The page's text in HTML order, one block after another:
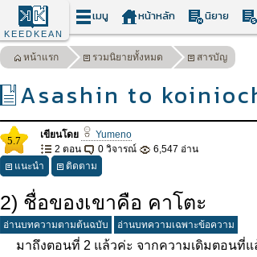
KEEDKEAN
เมนู หน้าหลัก นิยาย
หน้าแรก รวมนิยายทั้งหมด สารบัญ
Asashin to
5.7 เขียนโดย Yumeno
2 ตอน
0 วิจารณ์ 6,547 อ่าน
แนะนำ
ติดตาม
2) ชื่อของเขาคือ คาโตะ
อ่านบทความตามต้นฉบับ อ่านบทความเฉพาะข้อความ
มาถึงตอนที่ 2 แล้วค่ะ จากความเดิมตอนที่แ